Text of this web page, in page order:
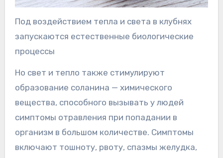
Под воздействием тепла и света в клубнях
запускаются естественные биологические
процессы
Но свет и тепло также стимулируют
образование соланина — химического
вещества, способного вызывать у людей
симптомы отравления при попадании в
организм в большом количестве. Симптомы
включают тошноту, рвоту, спазмы желудка,